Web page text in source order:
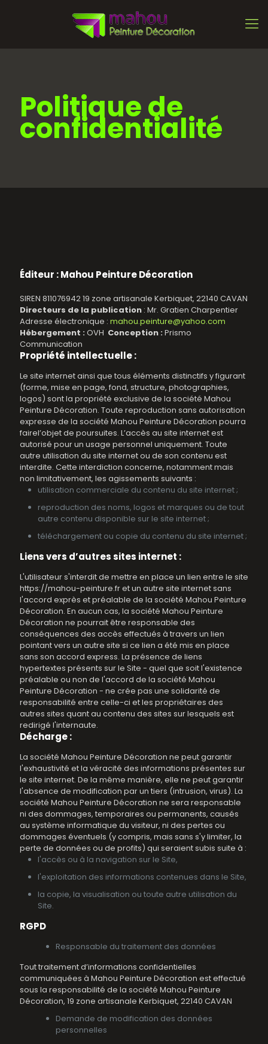
Politique de
confidentialité
Éditeur : Mahou Peinture Décoration
SIREN 811076942 19 zone artisanale Kerbiquet, 22140 CAVAN
Directeurs de la publication : Mr. Gratien Charpentier
Adresse électronique : mahou.peinture@yahoo.com
Hébergement : OVH Conception : Prismo
Communication
Propriété intellectuelle :
Le site internet ainsi que tous éléments distinctifs y figurant
(forme, mise en page, fond, structure, photographies,
logos) sont la propriété exclusive de la société Mahou
Peinture Décoration. Toute reproduction sans autorisation
expresse de la société Mahou Peinture Décoration pourra
fairel’objet de poursuites. L’accès au site internet est
autorisé pour un usage personnel uniquement. Toute
autre utilisation du site internet ou de son contenu est
interdite. Cette interdiction concerne, notamment mais
non limitativement, les agissements suivants :
utilisation commerciale du contenu du site internet ;
reproduction des noms, logos et marques ou de tout
autre contenu disponible sur le site internet ;
téléchargement ou copie du contenu du site internet ;
Liens vers d’autressites internet :
L'utilisateur s'interdit de mettre en place un lien entre le site
https://mahou-peinture.fr et un autre site internet sans
l'accord exprès et préalable de la société Mahou Peinture
Décoration. En aucun cas, la société Mahou Peinture
Décoration ne pourrait être responsable des
conséquences des accès effectués à travers un lien
pointant vers un autre site si ce lien a été mis en place
sans son accord express. La présence de liens
hypertextes présents sur le Site - quel que soit l'existence
préalable ou non de l'accord de la société Mahou
Peinture Décoration - ne crée pas une solidarité de
responsabilité entre celle-ci et les propriétaires des
autres sites quant au contenu des sites sur lesquels est
redirigé l'internaute.
Décharge :
La société Mahou Peinture Décoration ne peut garantir
l'exhaustivité et la véracité des informations présentes sur
le site internet. De la même manière, elle ne peut garantir
l'absence de modification par un tiers (intrusion, virus). La
société Mahou Peinture Décoration ne sera responsable
ni des dommages, temporaires ou permanents, causés
au système informatique du visiteur, ni des pertes ou
dommages éventuels (y compris, mais sans s'y limiter, la
perte de données ou de profits) qui seraient subis suite à :
l'accès ou à la navigation sur le Site,
l'exploitation des informations contenues dans le Site,
la copie, la visualisation ou toute autre utilisation du
Site.
RGPD
Responsable du traitement des données
Tout traitement d’informations confidentielles
communiquées à Mahou Peinture Décoration est effectué
sous la responsabilité de la société Mahou Peinture
Décoration, 19 zone artisanale Kerbiquet, 22140 CAVAN
Demande de modification des données
personnelles